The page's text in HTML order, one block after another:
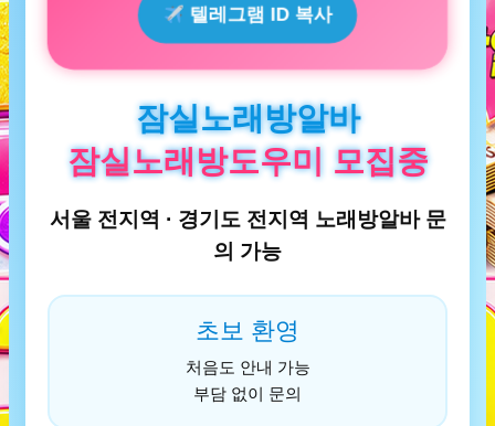
텔레그램 ID 복사
잠실노래방알바
잠실노래방도우미 모집중
서울 전지역 · 경기도 전지역 노래방알바 문
의 가능
초보 환영
처음도 안내 가능
부담 없이 문의